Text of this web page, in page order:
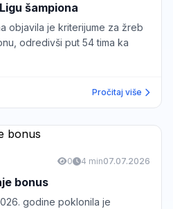
šampiona
objavila je kriterijume za žreb
odredivši put 54 tima ka
Pročitaj više
0 4 min07.07.2026
bonus
godine poklonila je